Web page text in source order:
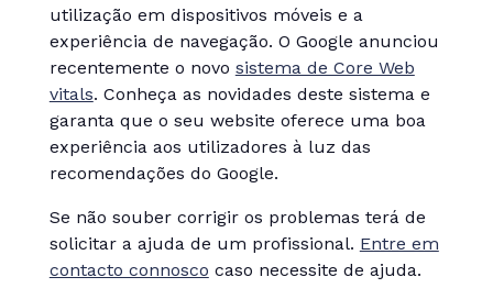
utilização em dispositivos móveis e a
experiência de navegação. O Google anunciou
recentemente o novo sistema de Core Web
vitals. Conheça as novidades deste sistema e
garanta que o seu website oferece uma boa
experiência aos utilizadores à luz das
recomendações do Google.
Se não souber corrigir os problemas terá de
solicitar a ajuda de um profissional. Entre em
contacto connosco caso necessite de ajuda.